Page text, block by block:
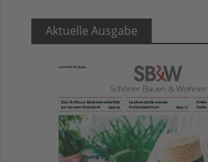
Aktuelle Ausgabe